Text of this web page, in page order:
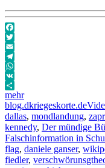
Facebook
Twitter
Email
Telegram
WhatsApp
VK
mehr
Autor
blog.dkriegeskorte.de
am
dallas, mondlandung,
kennedy, Der mündige
Falschinformation in
flag, daniele ganser,
fiedler,